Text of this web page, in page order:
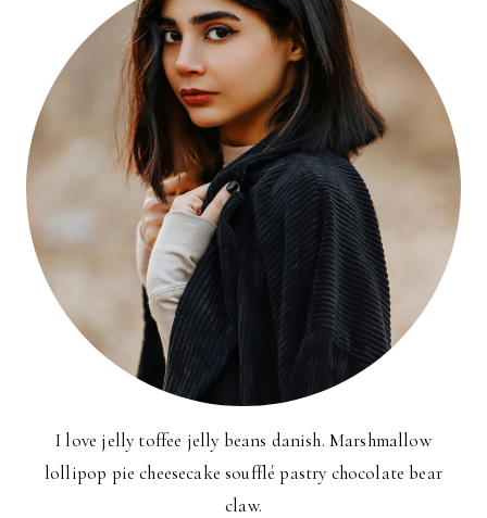
I love jelly toffee jelly beans danish. Marshmallow
lollipop pie cheesecake soufflé pastry chocolate bear
claw.